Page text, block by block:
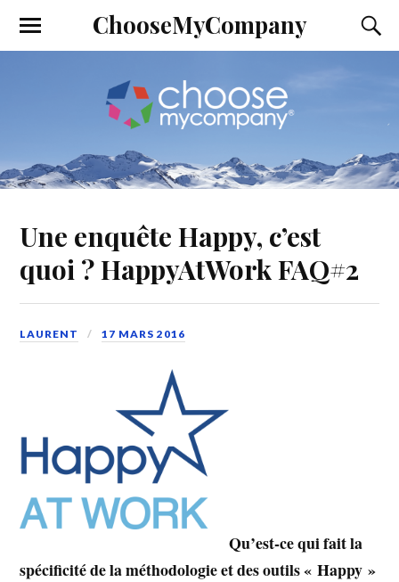
ChooseMyCompany
Une enquête Happy, c’est
quoi ? HappyAtWork FAQ#2
LAURENT 17 MARS 2016
Qu’est-ce qui fait la
spécificité de la méthodologie et des outils « Happy »